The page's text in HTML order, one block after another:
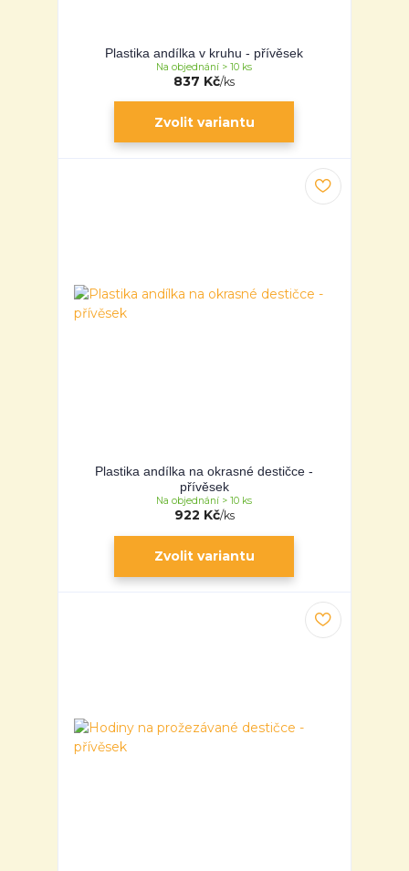
Plastika andílka v kruhu - přívěsek
837 Kč/ks
Na objednání > 10 ks
Zvolit variantu
Plastika andílka na okrasné destičce -
přívěsek
922 Kč/ks
Na objednání > 10 ks
Zvolit variantu